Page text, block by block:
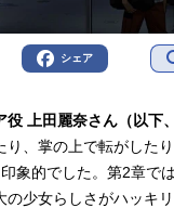
シェア
役 上田麗奈さん（以下
り、掌の上で転がした
象的でした。第2章で
の少女らしさがハッキ